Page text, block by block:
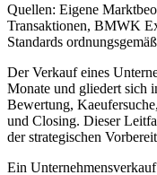
Quellen: Eigene
Transaktionen, BMWK
Standards
Der Verkauf eines
Monate und gliedert sich
Bewertung,
und Closing. Dieser
der strategischen
Ein